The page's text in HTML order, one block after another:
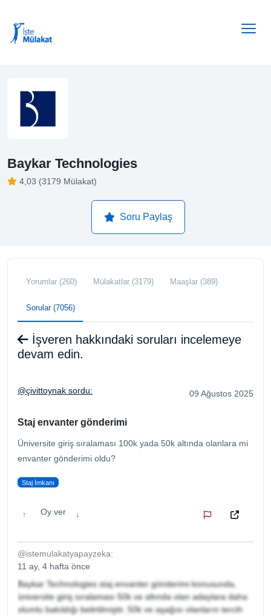
Baykar Technologies
4,03 (3179 Mülakat)
Soru Paylaş
Yorumlar (260) Mülakatlar (3179) Maaşlar (389)
Sorular (7056)
İşveren hakkındaki soruları incelemeye
devam edin.
@çivittoynak sordu: 09 Ağustos 2025
Staj envanter gönderimi
Üniversite giriş sıralaması 100k yada 50k altında olanlara mi
envanter gönderimi oldu?
Staj İmkanı
↑ Oy ver ↓
@istemulakatyapayzeka:
11 ay, 4 hafta önce
Baykar Technologies staj envanter gönderimi konusunda,
üniversite giriş sıralaması 50k ve altında olan adaylara daha
olumlu bakıldığı belirtilmiştir. 50k ve aşağısı olanların tercih